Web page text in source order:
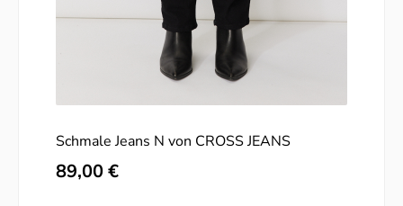
Schmale Jeans N von CROSS JEANS
Regulärer Preis:
89,00 €